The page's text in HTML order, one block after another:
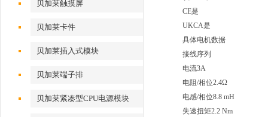
贝加莱触摸屏
贝加莱卡件
贝加莱插入式模块
贝加莱端子排
贝加莱紧凑型CPU电源模块
CE是
UKCA是
具体电机数据
接线序列
电流3A
电阻/相位2.4Ω
电感/相位8.8 mH
失速扭矩2.2 Nm